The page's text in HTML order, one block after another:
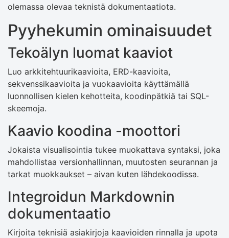
olemassa olevaa teknistä dokumentaatiota.
Pyyhekumin ominaisuudet
Tekoälyn luomat kaaviot
Luo arkkitehtuurikaavioita, ERD-kaavioita,
sekvenssikaavioita ja vuokaavioita käyttämällä
luonnollisen kielen kehotteita, koodinpätkiä tai SQL-
skeemoja.
Kaavio koodina -moottori
Jokaista visualisointia tukee muokattava syntaksi, joka
mahdollistaa versionhallinnan, muutosten seurannan ja
tarkat muokkaukset – aivan kuten lähdekoodissa.
Integroidun Markdownin
dokumentaatio
Kirjoita teknisiä asiakirjoja kaavioiden rinnalla ja upota